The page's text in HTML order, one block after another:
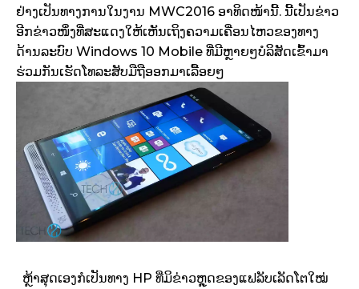
ຢ່າງເປັນທາງການໃນງານ MWC2016 ອາທິດໜ້ານີ້. ນີ້ເປັນຂ່າວ
ອີກຂ່າວໜຶ່ງທີ່ສະແດງໃຫ້ເຫັນເຖິງຄວາມເຄື່ອນໄຫວຂອງທາງ
ດ້ານລະບົບ Windows 10 Mobile ທີ່ມີຫຼາຍໆບໍລິສັດເຂົ້າມາ
ຮ່ວມກັນເຮັດໂທລະສັບມືຖືອອກມາເລື້ອຍໆ
ຫຼ້າສຸດເອງກໍເປັນທາງ HP ທີ່ມິຂ່າວຫຼຸດຂອງແຟລັບເລັດໂຕໃໝ່